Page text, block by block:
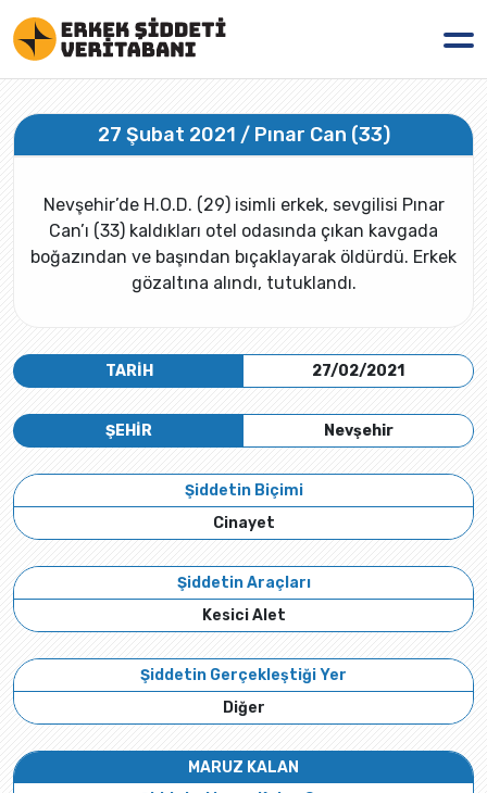
27 Şubat 2021 / Pınar Can (33)
Nevşehir’de H.O.D. (29) isimli erkek, sevgilisi Pınar
Can’ı (33) kaldıkları otel odasında çıkan kavgada
boğazından ve başından bıçaklayarak öldürdü. Erkek
gözaltına alındı, tutuklandı.
TARİH 27/02/2021
Nevşehir
ŞEHİR
Şiddetin Biçimi
Cinayet
Şiddetin Araçları
Kesici Alet
Şiddetin Gerçekleştiği Yer
Diğer
MARUZ KALAN